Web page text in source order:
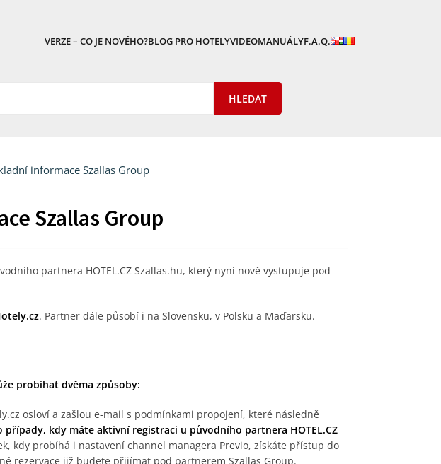
VERZE – CO JE NOVÉHO?BLOG PRO HOTELYVIDEOMANUÁLYF.A.Q.
informace Szallas Group
Szallas Group
partnera HOTEL.CZ Szallas.hu, který nyní nově vystupuje pod
. Partner dále působí i na Slovensku, v Polsku a Maďarsku.
probíhat dvěma způsoby:
osloví a zašlou e-mail s podmínkami propojení, které následně
kdy máte aktivní registraci u původního partnera HOTEL.CZ
kdy probíhá i nastavení channel managera Previo, získáte přístup do
rezervace již budete přijímat pod partnerem Szallas Group.